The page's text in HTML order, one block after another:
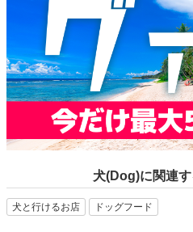
犬(Dog)に関連
犬と行けるお店 ドッグフード